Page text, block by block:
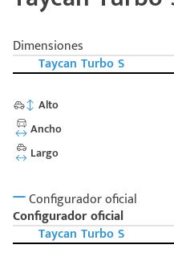
Dimensiones
Taycan Turbo S
Alto
Ancho
Largo
Configurador oficial
Configurador oficial
Taycan Turbo S